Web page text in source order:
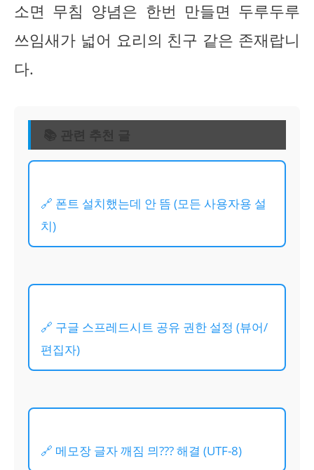
소면 무침 양념은 한번 만들면 두루두루
쓰임새가 넓어 요리의 친구 같은 존재랍니
다.
📚 관련 추천 글
🔗 폰트 설치했는데 안 뜸 (모든 사용자용 설
치)
🔗 구글 스프레드시트 공유 권한 설정 (뷰어/
편집자)
🔗 메모장 글자 깨짐 믜??? 해결 (UTF-8)